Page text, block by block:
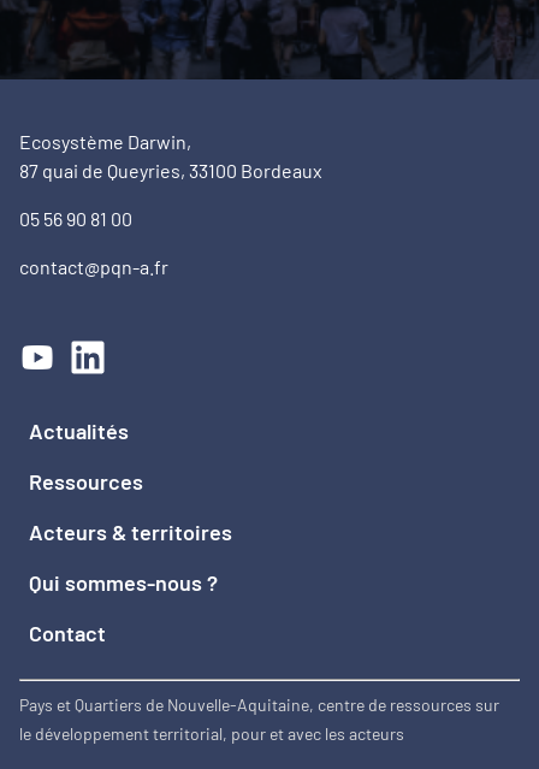
Ecosystème Darwin,
87 quai de Queyries, 33100 Bordeaux
05 56 90 81 00
contact@pqn-a.fr
Actualités
Ressources
Acteurs & territoires
Qui sommes-nous ?
Contact
Pays et Quartiers de Nouvelle-Aquitaine, centre de ressources sur
le développement territorial, pour et avec les acteurs